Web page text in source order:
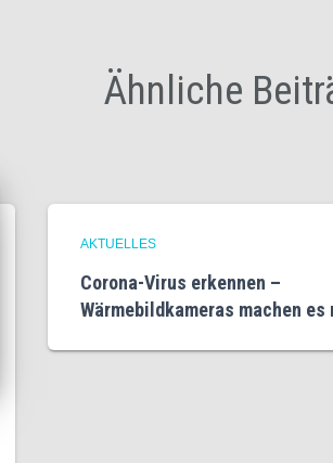
Ähnliche
AKTUELLES
Corona-Virus erkennen –
Wärmebildkameras machen es